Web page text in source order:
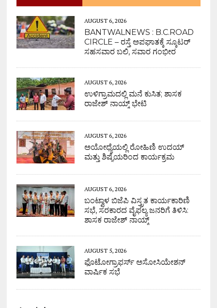
AUGUST 6, 2026
BANTWALNEWS : B.C.ROAD
CIRCLE – ರಸ್ತೆ ಅಪಘಾತಕ್ಕೆ ಸ್ಕೂಟರ್
ಸಹಸವಾರ ಬಲಿ, ಸವಾರ ಗಂಭೀರ
AUGUST 6, 2026
ಉಳಿಗ್ರಾಮದಲ್ಲಿ ಮನೆ ಕುಸಿತ; ಶಾಸಕ
ರಾಜೇಶ್ ನಾಯ್ಕ್ ಭೇಟಿ
AUGUST 6, 2026
ಅಯೋಧ್ಯೆಯಲ್ಲಿ ರೋಹಿಣಿ ಉದಯ್
ಮತ್ತು ಶಿಷ್ಯೆಯರಿಂದ ಕಾರ್ಯಕ್ರಮ
AUGUST 6, 2026
ಬಂಟ್ವಾಳ ಬಿಜೆಪಿ ವಿಸ್ತ್ರತ ಕಾರ್ಯಕಾರಿಣಿ
ಸಭೆ, ಸರಕಾರದ ವೈಫಲ್ಯ ಜನರಿಗೆ ತಿಳಿಸಿ:
ಶಾಸಕ ರಾಜೇಶ್ ನಾಯ್ಕ್
AUGUST 5, 2026
ಫೊಟೋಗ್ರಾಫರ್ಸ್ ಅಸೋಸಿಯೇಶನ್
ವಾರ್ಷಿಕ ಸಭೆ